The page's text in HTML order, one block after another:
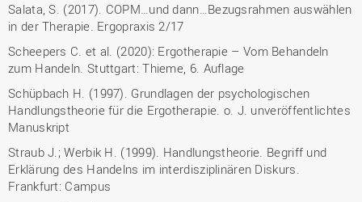
Salata, S. (2017). COPM…und dann…Bezugsrahmen auswählen
in der Therapie. Ergopraxis 2/17
Scheepers C. et al. (2020): Ergotherapie – Vom Behandeln
zum Handeln. Stuttgart: Thieme, 6. Auflage
Schüpbach H. (1997). Grundlagen der psychologischen
Handlungstheorie für die Ergotherapie. o. J. unveröffentlichtes
Manuskript
Straub J.; Werbik H. (1999). Handlungstheorie. Begriff und
Erklärung des Handelns im interdisziplinären Diskurs.
Frankfurt: Campus